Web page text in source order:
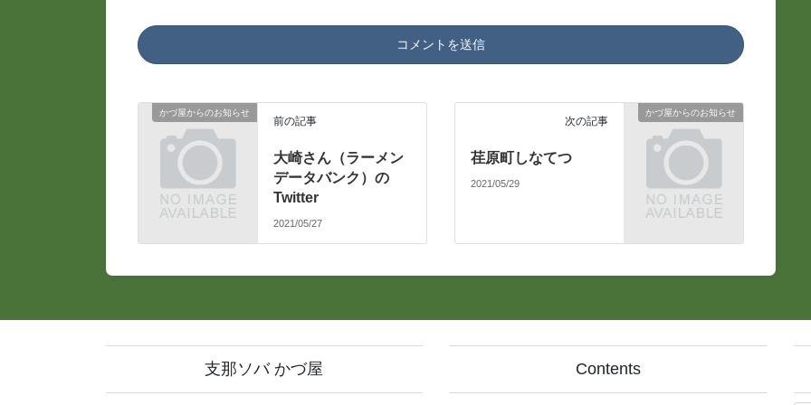
かづ屋からのお知らせ
前の記事
大崎さん（ラーメン
データバンク）の
Twitter
2021/05/27
かづ屋からのお知らせ
次の記事
荏原町しなてつ
2021/05/29
支那ソバ かづ屋 Contents